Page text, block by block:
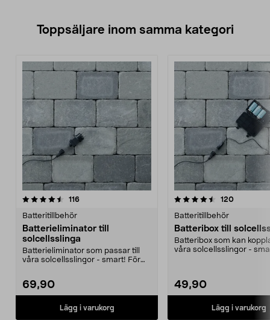
Toppsäljare inom samma kategori
116recensioner
Batteritillbehör
Batterieliminator till
solcellsslinga
Batterieliminator som passar till
våra solcellsslingor - smart! För
69,90
Lägg i varukorg
4.5 av 5 stjärnor 120
Batteritillbehör
Batteribox till
Batteribox som kan
våra solcellsslingor -
49,90
Lägg i varukorg
4.0 av 5 stjärnor